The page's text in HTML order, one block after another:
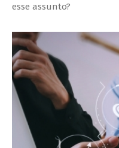
esse assunto?